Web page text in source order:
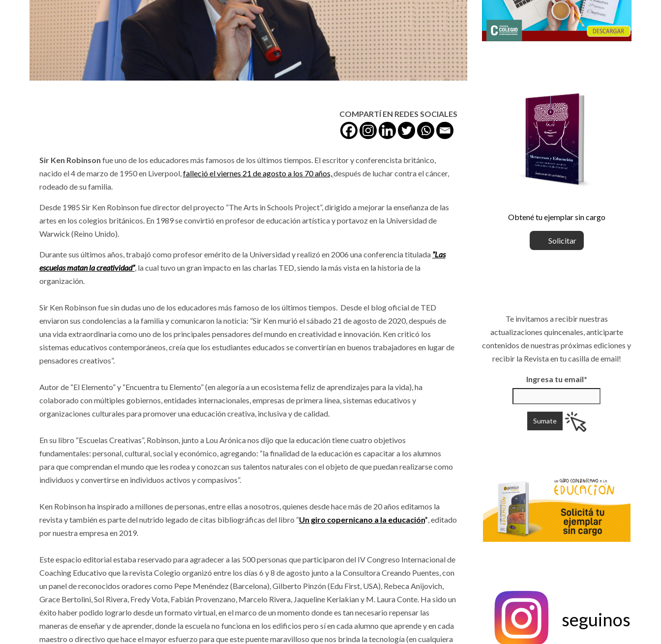
COMPARTÍ EN REDES SOCIALES
Sir Ken Robinson fue uno de los educadores más famosos de los últimos tiempos. El escritor y conferencista británico,
nacido el 4 de marzo de 1950 en Liverpool, falleció el viernes 21 de agosto a los 70 años, después de luchar contra el cáncer,
rodeado de su familia.
Desde 1985 Sir Ken Robinson fue director del proyecto ”The Arts in Schools Project”, dirigido a mejorar la enseñanza de las
artes en los colegios británicos. En 1989 se convirtió en profesor de educación artística y portavoz en la Universidad de
Warwick (Reino Unido).
Durante sus últimos años, trabajó como profesor emérito de la Universidad y realizó en 2006 una conferencia titulada ”Las
escuelas matan la creatividad”, la cual tuvo un gran impacto en las charlas TED, siendo la más vista en la historia de la
organización.
Sir Ken Robinson fue sin dudas uno de los educadores más famoso de los últimos tiempos. Desde el blog oficial de TED
enviaron sus condolencias a la familia y comunicaron la noticia: ”Sir Ken murió el sábado 21 de agosto de 2020, después de
una vida extraordinaria como uno de los principales pensadores del mundo en creatividad e innovación. Ken criticó los
sistemas educativos contemporáneos, creía que los estudiantes educados se convertirían en buenos trabajadores en lugar de
pensadores creativos”.
Autor de “El Elemento” y “Encuentra tu Elemento” (en alegoría a un ecosistema feliz de aprendizajes para la vida), ha
colaborado con múltiples gobiernos, entidades internacionales, empresas de primera línea, sistemas educativos y
organizaciones culturales para promover una educación creativa, inclusiva y de calidad.
En su libro “Escuelas Creativas”, Robinson, junto a Lou Arónica nos dijo que la educación tiene cuatro objetivos
fundamentales: personal, cultural, social y económico, agregando: “la finalidad de la educación es capacitar a los alumnos
para que comprendan el mundo que les rodea y conozcan sus talentos naturales con el objeto de que puedan realizarse como
individuos y convertirse en individuos activos y compasivos”.
Ken Robinson ha inspirado a millones de personas, entre ellas a nosotros, quienes desde hace más de 20 años editamos la
revista y también es parte del nutrido legado de citas bibliográficas del libro “Un giro copernicano a la educación” , editado
por nuestra empresa en 2019.
Este espacio editorial estaba reservado para agradecer a las 500 personas que participaron del IV Congreso Internacional de
Coaching Educativo que la revista Colegio organizó entre los días 6 y 8 de agosto junto a la Consultora Creando Puentes, con
un panel de reconocidos oradores como Pepe Menéndez (Barcelona), Gilberto Pinzón (Edu First, USA), Rebeca Anijovich,
Grace Bertolini, Sol Rivera, Fredy Vota, Fabián Provenzano, Marcelo Rivera, Jaqueline Kerlakian y M. Laura Conte. Ha sido un
éxito haber podido lograrlo desde un formato virtual, en el marco de un momento donde es tan necesario repensar las
maneras de enseñar y de aprender, donde la escuela no funciona en los edificios pero sí en cada alumno que aprende y en cada
maestro o directivo que hace el mayor esfuerzo para que este puente maravilloso que nos brinda la tecnología (en cualquiera
Obtené tu ejemplar sin cargo
Solicitar
Te invitamos a recibir nuestras
actualizaciones quincenales, anticiparte
contenidos de nuestras próximas ediciones y
recibir la Revista en tu casilla de email!
Ingresa tu email*
seguinos